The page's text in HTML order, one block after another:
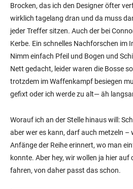
Brocken, das ich den Designer öfter
wirklich tagelang dran und da muss
jeder Treffer sitzen. Auch der bei
Kerbe. Ein schnelles Nachforschen im
Nimm einfach Pfeil und Bogen und
Nett gedacht, leider waren die Bosse
trotzdem im Waffenkampf besiegen
gefixt oder ich werde zu alt— äh
Worauf ich an der Stelle hinaus will:
aber wer es kann, darf auch metzeln
Anfänge der Reihe erinnert, wo man
konnte. Aber hey, wir wollen ja hier auf
fahren, von daher passt das schon.